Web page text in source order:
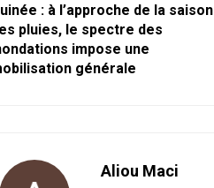
: à l’approche de la saison
pluies, le spectre des
impose une
générale
Aliou Maci